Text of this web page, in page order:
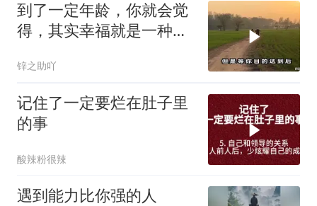
到了一定年龄，你就会觉
得，其实幸福就是一种满
锌之助吖
记住了一定要烂在肚子里
的事
酸辣粉很辣
遇到能力比你强的人